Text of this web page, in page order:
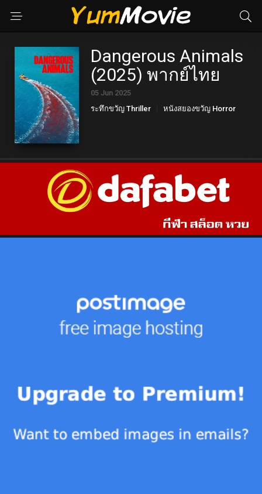
Dangerous Animals
(2025) พากย์ไทย
05 Jun 2025
ระทึกขวัญ Thriller
หนังสยองขวัญ Horror